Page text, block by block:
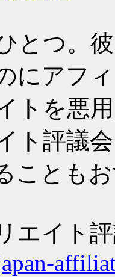
とつ。
にアフ
トを悪
ト評議
ことも
エイト